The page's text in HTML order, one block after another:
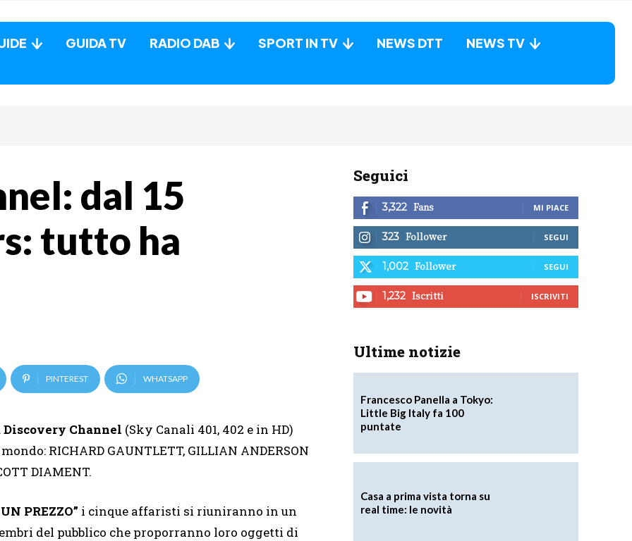
GUIDA TV RADIO DAB SPORT IN TV NEWS DTT NEWS TV
dal 15
tutto ha
PINTEREST WHATSAPP
Discovery Channel (Sky Canali 401, 402 e in HD)
RICHARD GAUNTLETT, GILLIAN ANDERSON
DIAMENT.
PREZZO” i cinque affaristi si riuniranno in un
del pubblico che proporranno loro oggetti di
Seguici
3,322 Fans MI PIACE
323 Follower SEGUI
1,002 Follower SEGUI
1,232 Iscritti ISCRIVITI
Ultime notizie
Francesco Panella a Tokyo:
Little Big Italy fa 100
puntate
Casa a prima vista torna su
real time: le novità